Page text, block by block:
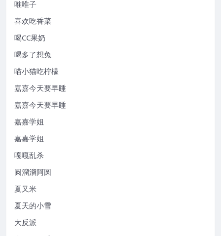
唯唯子
喜欢吃香菜
喝CC果奶
喝多了想兔
喵小猫吃柠檬
嘉嘉今天要早睡
嘉嘉今天要早睡
嘉嘉学姐
嘉嘉学姐
嘎嘎乱杀
圆溜溜阿圆
夏又米
夏天的小雪
大反派